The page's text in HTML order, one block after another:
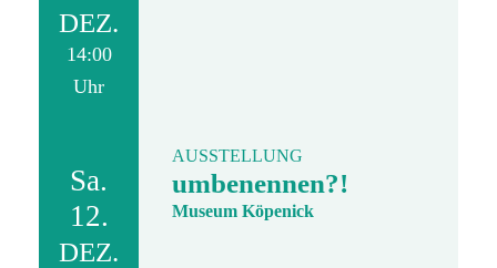
DEZ.
14:00
Uhr
Sa.
12.
DEZ.
AUSSTELLUNG
umbenennen?!
Museum Köpenick